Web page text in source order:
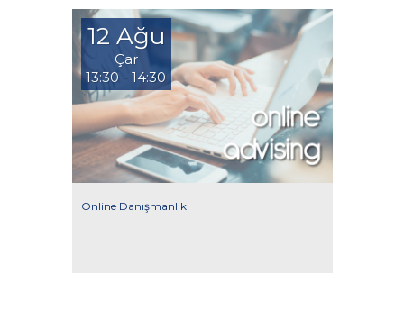
12 Ağu
Çar
13:30 - 14:30
Online Danışmanlık